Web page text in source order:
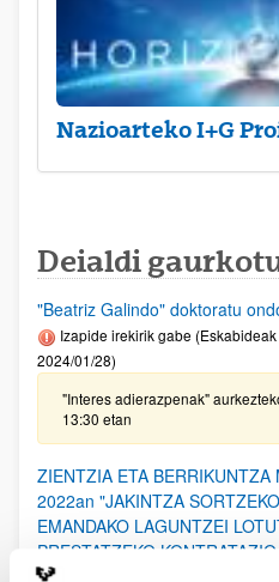
Nazioarteko I+G
Deialdi
"Beatriz Galindo" doktoratu
Izapide irekirik gabe
2024/01/28)
"Interes adierazpenak"
13:30 etan
ZIENTZIA ETA BERRIKUNTZA
2022an "JAKINTZA
EMANDAKO LAGUNTZEI
PRESTATZEKO